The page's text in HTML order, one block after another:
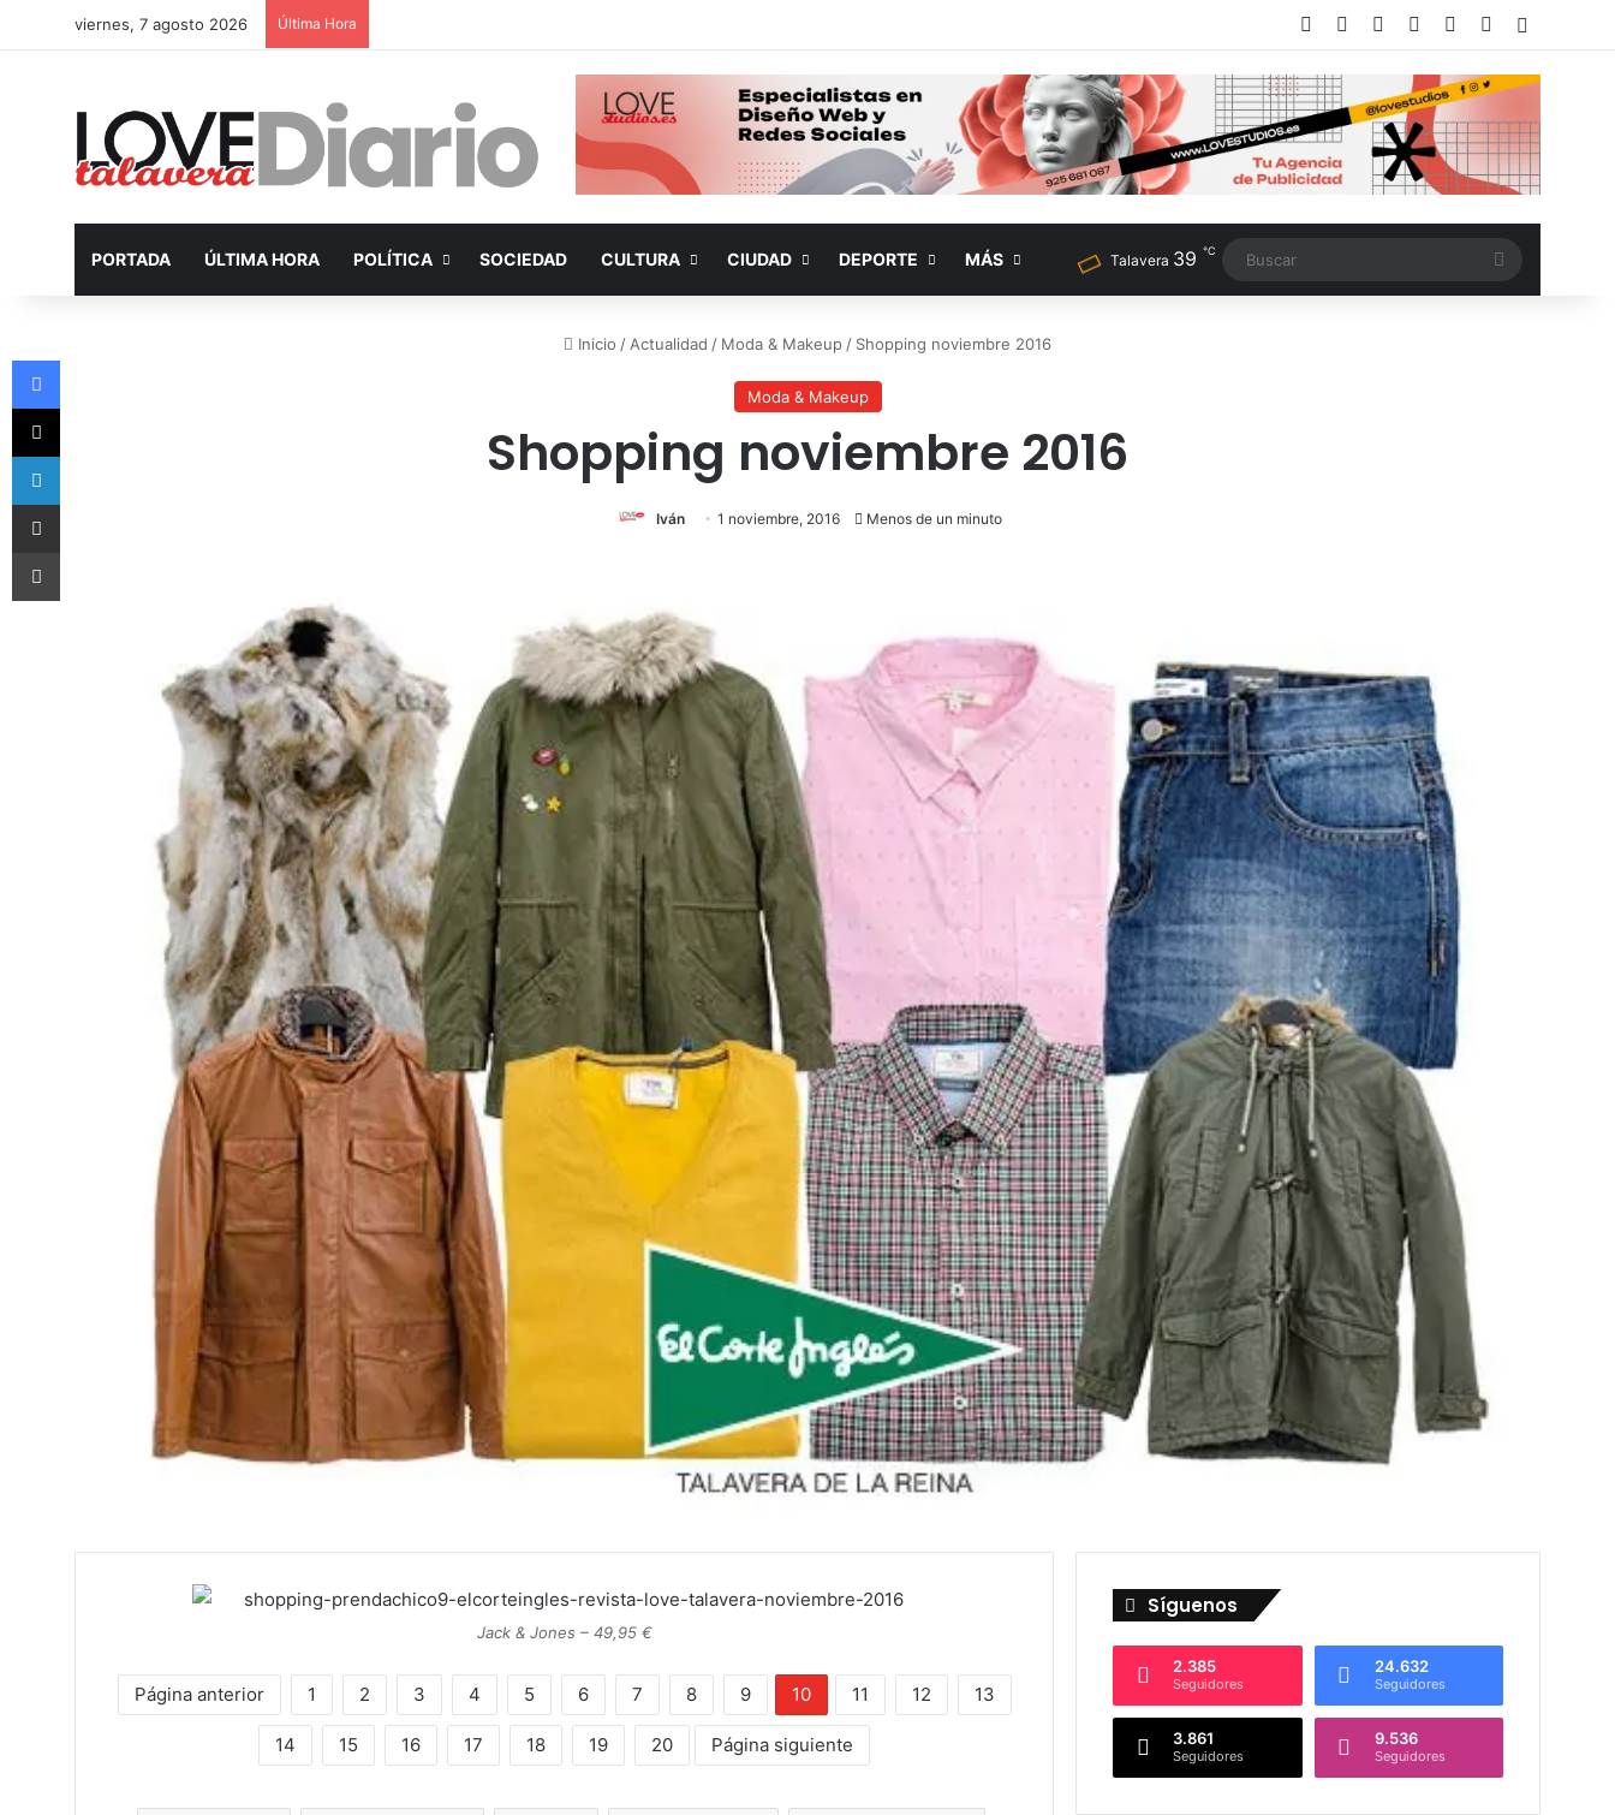
viernes, 7 agosto 2026 Última Hora Facebook LinkedInInstagram
TikTokRSS
PORTADA ÚLTIMA HORA POLÍTICA SOCIEDAD CULTURA CIUDAD DEPORTE MÁS Talavera 39 ℃
Inicio / Actualidad / Moda & Makeup / Shopping noviembre 2016
Moda & Makeup
Shopping noviembre 2016
Iván 1 noviembre, 2016 Menos de un minuto
Jack & Jones – 49,95 €
Página anterior 1 2 3 4 5 6 7 8 9 10 11 12 13
14 15 16 17 18 19 20 Página siguiente
Síguenos
2.385
Seguidores
24.632
Seguidores
3.861
Seguidores
9.536
Seguidores